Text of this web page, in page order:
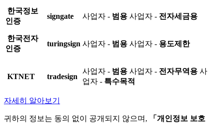
한국정보
인증
signgate 사업자 - 범용 사업자 - 전자세금용
한국전자
인증
turingsign 사업자 - 범용 사업자 - 용도제한
KTNET tradesign
사업자 - 범용 사업자 - 전자무역용 사
업자 - 특수목적
자세히 알아보기
귀하의 정보는 동의 없이 공개되지 않으며,
「개인정보 보호